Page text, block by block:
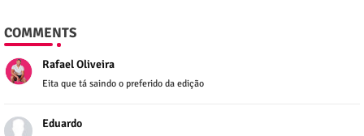
COMMENTS
Rafael Oliveira
Eita que tá saindo o preferido da edição
Eduardo